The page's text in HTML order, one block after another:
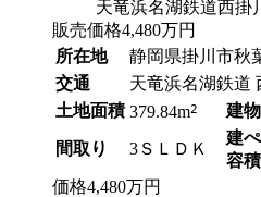
販売価格4,480万円
所在地
静岡県掛川市秋
交通
天竜浜名湖鉄道
土地面積 379.84m2 建
間取り 3ＳＬＤＫ
建
容
価格4,480万円